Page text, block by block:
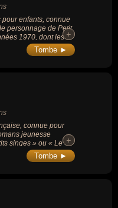
pour enfants, connue
personnage de Petit
1970, dont les
dans le
+
+
Tombe ►
connue pour
jeunesse
singes » ou « Le +
+
Tombe ►